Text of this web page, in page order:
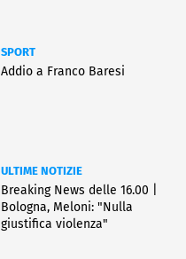
SPORT
Addio a Franco Baresi
ULTIME NOTIZIE
Breaking News delle 16.00 |
Bologna, Meloni: "Nulla
giustifica violenza"